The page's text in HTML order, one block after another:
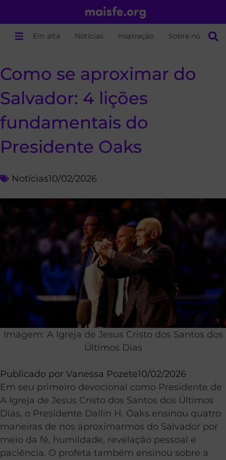
Em alta Notícias Inspiração Sobre nós
Como se aproximar do
Salvador: 4 lições
fundamentais do
Presidente Oaks
Notícias10/02/2026
Imagem: A Igreja de Jesus Cristo dos Santos dos
Últimos Dias
Publicado por Vanessa Pozete10/02/2026
Em seu primeiro devocional como Presidente de
A Igreja de Jesus Cristo dos Santos dos Últimos
Dias, o Presidente Dallin H. Oaks ensinou quatro
maneiras de nos aproximarmos do Salvador por
meio da fé, humildade, revelação pessoal e
paciência. O profeta também ensinou sobre a